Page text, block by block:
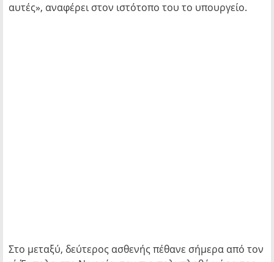
αυτές», αναφέρει στον ιστότοπο του το υπουργείο.
Στο μεταξύ, δεύτερος ασθενής πέθανε σήμερα από τον